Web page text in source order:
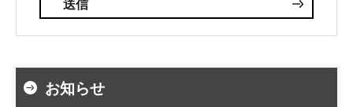
お知らせ